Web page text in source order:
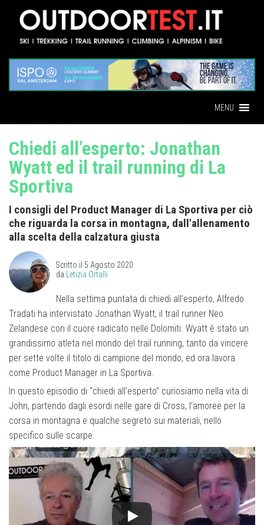
MENU
Chiedi all’esperto: Jonathan
Wyatt ed il trail running di La
Sportiva
I consigli del Product Manager di La Sportiva per ciò
che riguarda la corsa in montagna, dall'allenamento
alla scelta della calzatura giusta
Scritto il 5 Agosto 2020
da
Letizia Ortalli
Nella settima puntata di chiedi all’esperto, Alfredo
Tradati ha intervistato Jonathan Wyatt, il trail runner Neo
Zelandese con il cuore radicato nelle Dolomiti. Wyatt è stato un
grandissimo atleta nel mondo del trail running, tanto da vincere
per sette volte il titolo di campione del mondo, ed ora lavora
come Product Manager in La Sportiva.
In questo episodio di “chiedi all’esperto” curiosiamo nella vita di
John, partendo dagli esordi nelle gare di Cross, l’amoree per la
corsa in montagna e qualche segreto sui materiali, nello
specifico sulle scarpe.